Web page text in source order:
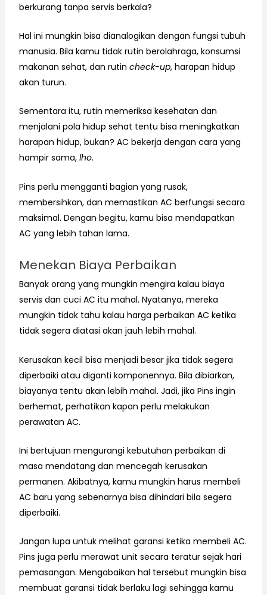
berkurang tanpa servis berkala?
Hal ini mungkin bisa dianalogikan dengan fungsi tubuh
manusia. Bila kamu tidak rutin berolahraga, konsumsi
makanan sehat, dan rutin check-up, harapan hidup
akan turun.
Sementara itu, rutin memeriksa kesehatan dan
menjalani pola hidup sehat tentu bisa meningkatkan
harapan hidup, bukan? AC bekerja dengan cara yang
hampir sama, lho.
Pins perlu mengganti bagian yang rusak,
membersihkan, dan memastikan AC berfungsi secara
maksimal. Dengan begitu, kamu bisa mendapatkan
AC yang lebih tahan lama.
Menekan Biaya Perbaikan
Banyak orang yang mungkin mengira kalau biaya
servis dan cuci AC itu mahal. Nyatanya, mereka
mungkin tidak tahu kalau harga perbaikan AC ketika
tidak segera diatasi akan jauh lebih mahal.
Kerusakan kecil bisa menjadi besar jika tidak segera
diperbaiki atau diganti komponennya. Bila dibiarkan,
biayanya tentu akan lebih mahal. Jadi, jika Pins ingin
berhemat, perhatikan kapan perlu melakukan
perawatan AC.
Ini bertujuan mengurangi kebutuhan perbaikan di
masa mendatang dan mencegah kerusakan
permanen. Akibatnya, kamu mungkin harus membeli
AC baru yang sebenarnya bisa dihindari bila segera
diperbaiki.
Jangan lupa untuk melihat garansi ketika membeli AC.
Pins juga perlu merawat unit secara teratur sejak hari
pemasangan. Mengabaikan hal tersebut mungkin bisa
membuat garansi tidak berlaku lagi sehingga kamu